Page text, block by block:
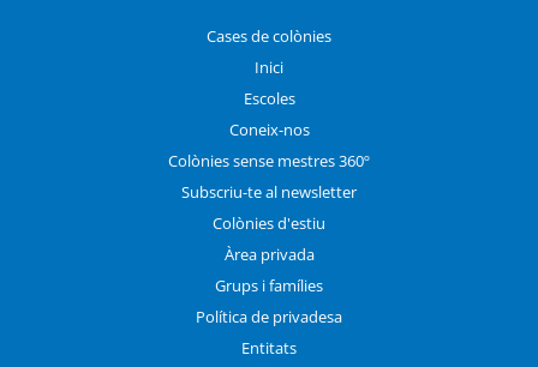
Cases de colònies
Inici
Escoles
Coneix-nos
Colònies sense mestres 360º
Subscriu-te al newsletter
Colònies d'estiu
Àrea privada
Grups i famílies
Política de privadesa
Entitats